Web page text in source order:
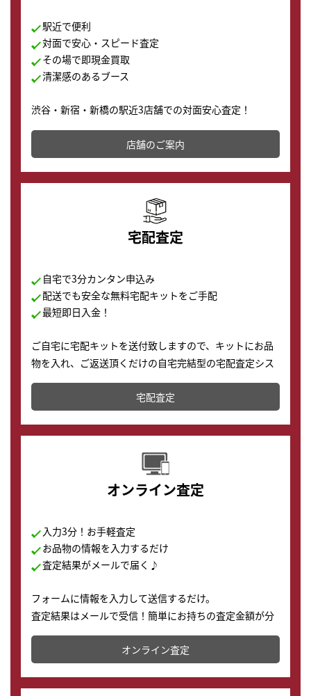
駅近で便利
対面で安心・スピード査定
その場で即現金買取
清潔感のあるブース
渋谷・新宿・新橋の駅近3店舗での対面安心査定！
その場で現金買取致します。渋谷本店では、時計販売の
店舗を併設しており、下取りに出してお得に新しい時計
の購入もできます♪
店舗のご案内
宅配査定
自宅で3分カンタン申込み
配送でも安全な無料宅配キットをご手配
最短即日入金！
ご自宅に宅配キットを送付致しますので、キットにお品
物を入れ、ご返送頂くだけの自宅完結型の宅配査定シス
テムです。
配送でも簡単&安全に査定・買取に出すことが可能で
す。
宅配査定
オンライン査定
入力3分！お手軽査定
お品物の情報を入力するだけ
査定結果がメールで届く♪
フォームに情報を入力して送信するだけ。
査定結果はメールで受信！簡単にお持ちの査定金額が分
かります。
オンライン査定